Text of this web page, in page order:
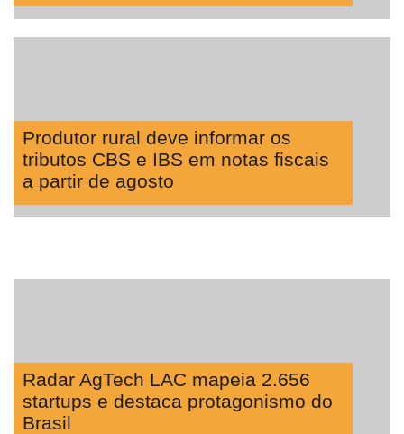
Produtor rural deve informar os
tributos CBS e IBS em notas fiscais
a partir de agosto
Radar AgTech LAC mapeia 2.656
startups e destaca protagonismo do
Brasil